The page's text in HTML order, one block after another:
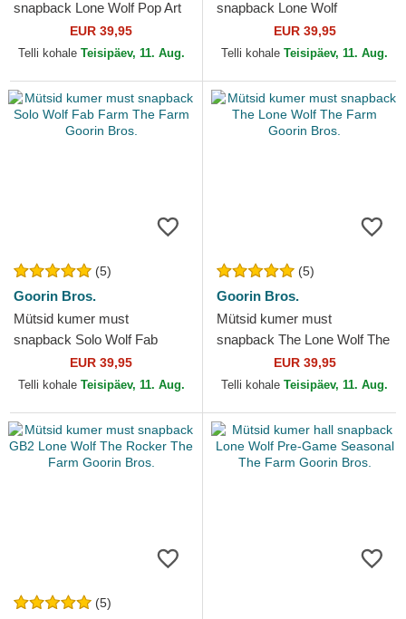
snapback Lone Wolf Pop Art
2 The Farm Goorin Bros.
EUR 39,95
Telli kohale Teisipäev, 11. Aug.
snapback Lone Wolf
Camouflage Seasonal Real
Tree The Farm Goorin Bros.
EUR 39,95
Telli kohale Teisipäev, 11. Aug.
(5)
Goorin Bros.
Mütsid kumer must
snapback Solo Wolf Fab
Farm The Farm Goorin Bros.
EUR 39,95
Telli kohale Teisipäev, 11. Aug.
(5)
Goorin Bros.
Mütsid kumer must
snapback The Lone Wolf The
Farm Goorin Bros.
EUR 39,95
Telli kohale Teisipäev, 11. Aug.
(5)